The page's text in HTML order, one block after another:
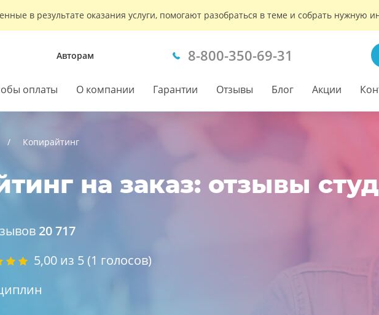
в результате оказания услуги, помогают разобраться в теме и собрать
Авторам 8-800-350-69-31
оплаты О компании Гарантии Отзывы Блог Акции
Копирайтинг
на заказ: отзывы
20 717
5,00 из 5 (1 голосов)